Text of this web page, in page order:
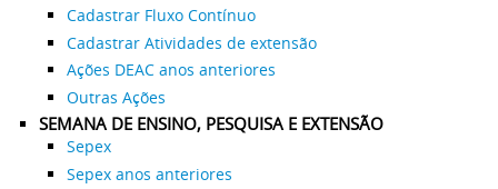
Cadastrar Fluxo Contínuo
Cadastrar Atividades de extensão
Ações DEAC anos anteriores
Outras Ações
SEMANA DE ENSINO, PESQUISA E EXTENSÃO
Sepex
Sepex anos anteriores